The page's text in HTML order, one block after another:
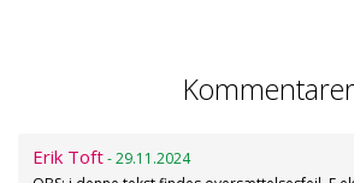
Kommentarer
Erik Toft- 29.11.2024